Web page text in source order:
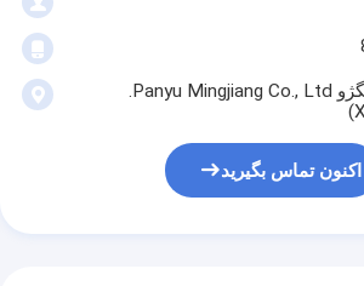
شرکت لوله های گوانگژو Panyu Mingjiang Co., Ltd.
اکنون تماس بگیرید